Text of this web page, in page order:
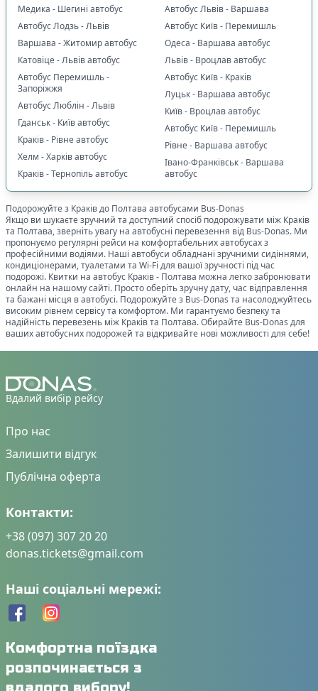
Медика - Шегині автобус
Автобус Лодзь - Львів
Варшава - Житомир автобус
Катовіце - Львів автобус
Автобус Перемишль -
Запоріжжя
Автобус Люблін - Львів
Гданськ - Київ автобус
Краків - Рівне автобус
Хелм - Харків автобус
Краків - Тернопіль автобус
Автобус Львів - Варшава
Автобус Київ - Перемишль
Одеса - Варшава автобус
Львів - Вроцлав автобус
Автобус Київ - Краків
Луцьк - Варшава автобус
Київ - Вроцлав автобус
Автобус Київ - Перемишль
Рівне - Варшава автобус
Івано-Франківськ - Варшава
автобус
Подорожуйте з Краківдо Полтава автобусами Bus-Donas
Якщо ви шукаєте зручний та доступний спосіб подорожувати між Краків
та Полтава, зверніть увагу на автобусні перевезення від Bus-Donas. Ми
пропонуємо регулярні рейси на комфортабельних автобусах з
професійними водіями. Наші автобуси обладнані зручними сидіннями,
кондиціонерами, туалетами та Wi-Fi для вашої зручності під час
подорожі. Квитки на автобус Краків- Полтава можна легко забронювати
онлайн на нашому сайті. Просто оберіть зручну дату, час відправлення
та бажані місця в автобусі. Подорожуйте з Bus-Donas та насолоджуйтесь
високим рівнем сервісу та комфортом. Ми гарантуємо безпеку та
надійність перевезень між Краківта Полтава. Обирайте Bus-Donas для
ваших автобусних подорожей та відкривайте нові можливості для себе!
Вдалий вибір рейсу
Про нас
Залишити відгук
Публічна оферта
Контакти:
+38 (097) 307 20 20
donas.tickets@gmail.com
Наші соціальні мережі:
Комфортна поїздка
розпочинається з